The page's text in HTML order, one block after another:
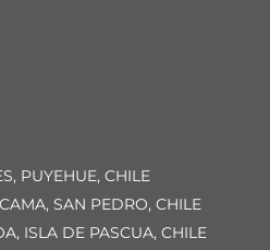
PUYEHUE, CHILE
SAN PEDRO, CHILE
ISLA DE PASCUA, CHILE